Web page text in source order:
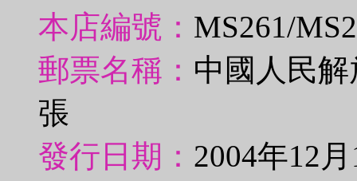
本店編號： MS261/
郵票名稱： 中國人民
張
發行日期： 2004年12